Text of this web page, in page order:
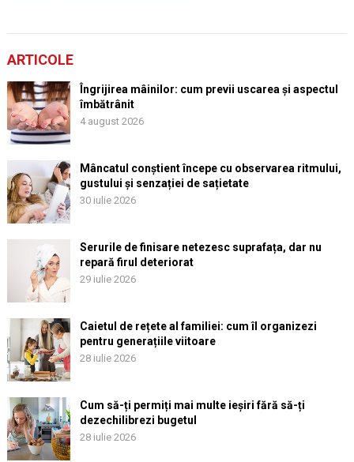
ARTICOLE
Îngrijirea mâinilor: cum previi uscarea și aspectul
îmbătrânit
4 august 2026
Mâncatul conștient începe cu observarea ritmului,
gustului și senzației de sațietate
30 iulie 2026
Serurile de finisare netezesc suprafața, dar nu
repară firul deteriorat
29 iulie 2026
Caietul de rețete al familiei: cum îl organizezi
pentru generațiile viitoare
28 iulie 2026
Cum să-ți permiți mai multe ieșiri fără să-ți
dezechilibrezi bugetul
28 iulie 2026